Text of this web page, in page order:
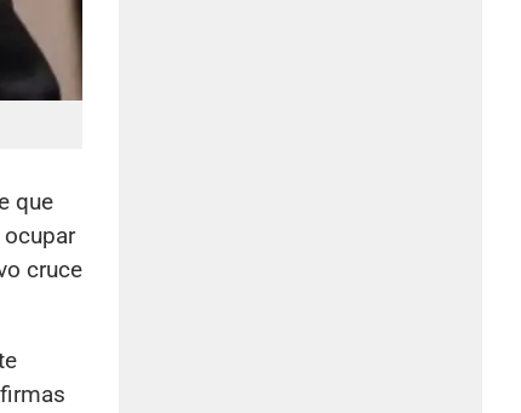
que
cruce